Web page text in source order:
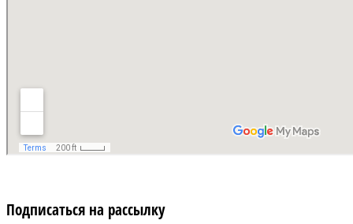
Подписаться на рассылку